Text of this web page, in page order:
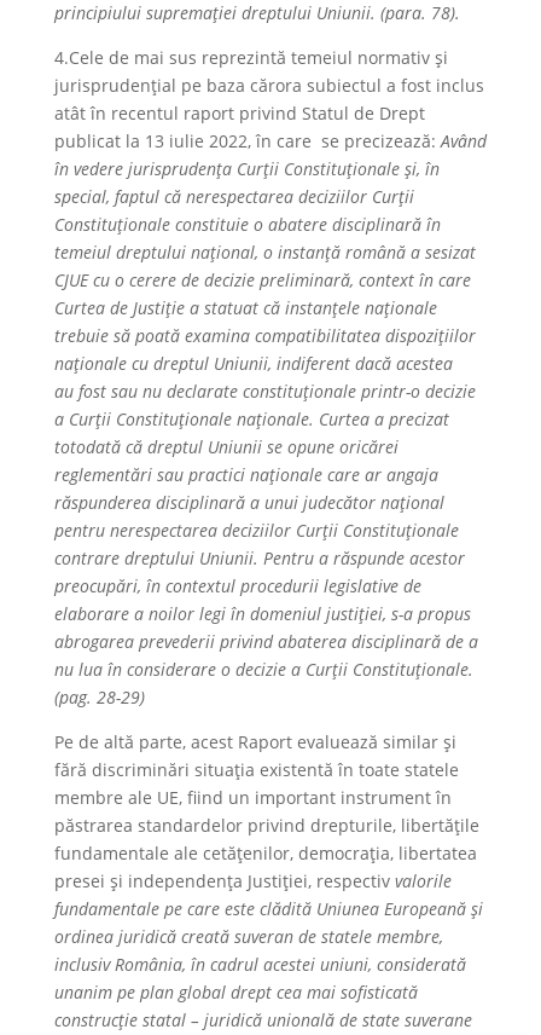
principiului supremației dreptului Uniunii. (para. 78).
4.Cele de mai sus reprezintă temeiul normativ și
jurisprudențial pe baza cărora subiectul a fost inclus
atât în recentul raport privind Statul de Drept
publicat la 13 iulie 2022, în care se precizează:Având
în vedere jurisprudența Curții Constituționale și, în
special, faptul că nerespectarea deciziilor Curții
Constituționale constituie o abatere disciplinară în
temeiul dreptului național, o instanță română a sesizat
CJUE cu o cerere de decizie preliminară, context în care
Curtea de Justiție a statuat că instanțele naționale
trebuie să poată examina compatibilitatea dispozițiilor
naționale cu dreptul Uniunii, indiferent dacă acestea
au fost sau nu declarate constituționale printr-o decizie
a Curții Constituționale naționale. Curtea a precizat
totodată că dreptul Uniunii se opune oricărei
reglementări sau practici naționale care ar angaja
răspunderea disciplinară a unui judecător național
pentru nerespectarea deciziilor Curții Constituționale
contrare dreptului Uniunii. Pentru a răspunde acestor
preocupări, în contextul procedurii legislative de
elaborare a noilor legi în domeniul justiției, s-a propus
abrogarea prevederii privind abaterea disciplinară de a
nu lua în considerare o decizie a Curții Constituționale.
(pag. 28-29)
Pe de altă parte, acest Raport evaluează similar și
fără discriminări situaţia existentă în toate statele
membre ale UE, fiind un important instrument în
păstrarea standardelor privind drepturile, libertățile
fundamentale ale cetățenilor, democrația, libertatea
presei și independența Justiției, respectiv valorile
fundamentale pe care este clădită Uniunea Europeană și
ordinea juridică creată suveran de statele membre,
inclusiv România, în cadrul acestei uniuni, considerată
unanim pe plan global drept cea mai sofisticată
construcție statal – juridică unională de state suverane